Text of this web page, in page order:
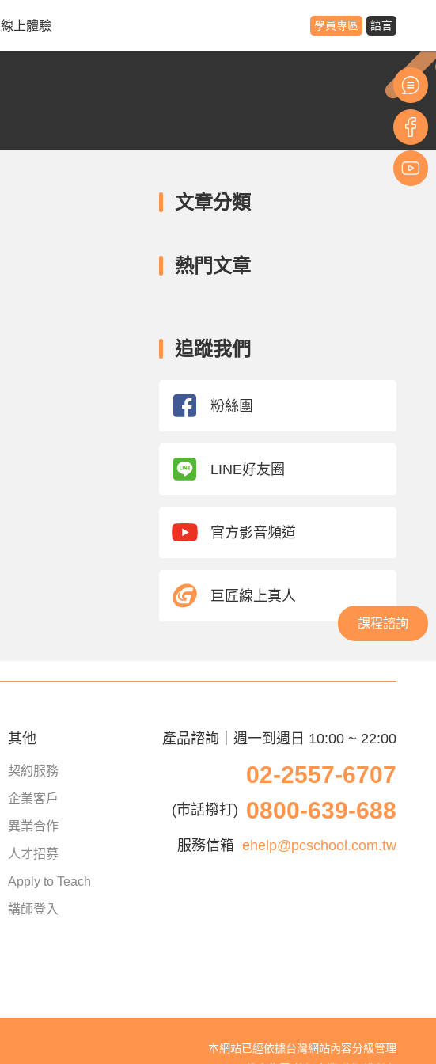
線上體驗 學員專區 語言
文章分類
熱門文章
追蹤我們
粉絲團
LINE好友圈
官方影音頻道
巨匠線上真人
課程諮詢
其他
契約服務
企業客戶
異業合作
人才招募
Apply to Teach
講師登入
產品諮詢｜週一到週日 10:00 ~ 22:00
02-2557-6707
(市話撥打) 0800-639-688
服務信箱 ehelp@pcschool.com.tw
本網站已經依據台灣網站內容分級管理